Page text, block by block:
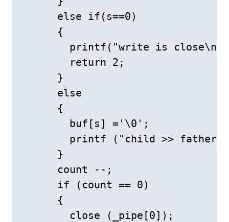
      else if(s==0)
      {
printf("write is
        return 2;
      }
      else
      {
        buf[s] ='\0';
printf ("child >>
      }
      count --;
      if (count == 0)
      {
        close (_pipe[0]);